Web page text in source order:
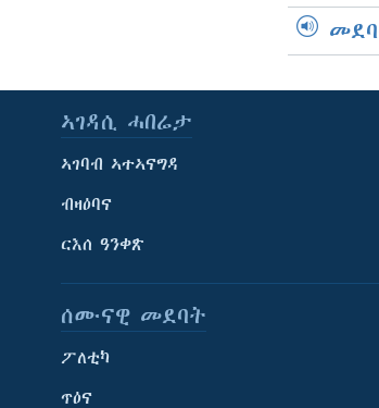
ኣገዳሲ ሓበሬታ
ኣገባብ ኣተኣናግዳ
ብዛዕባና
ርእሰ ዓንቀጽ
ሰሙናዊ መደባት
ፖለቲካ
ጥዕና